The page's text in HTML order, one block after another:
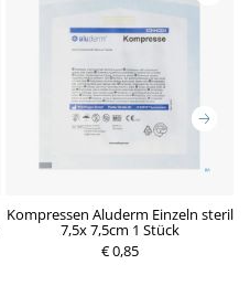
Kompressen Aluderm Einzeln steril
7,5x 7,5cm 1 Stück
€ 0,85